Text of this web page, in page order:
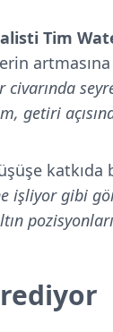
Tim
artmasına
getiri
işliyor gibi